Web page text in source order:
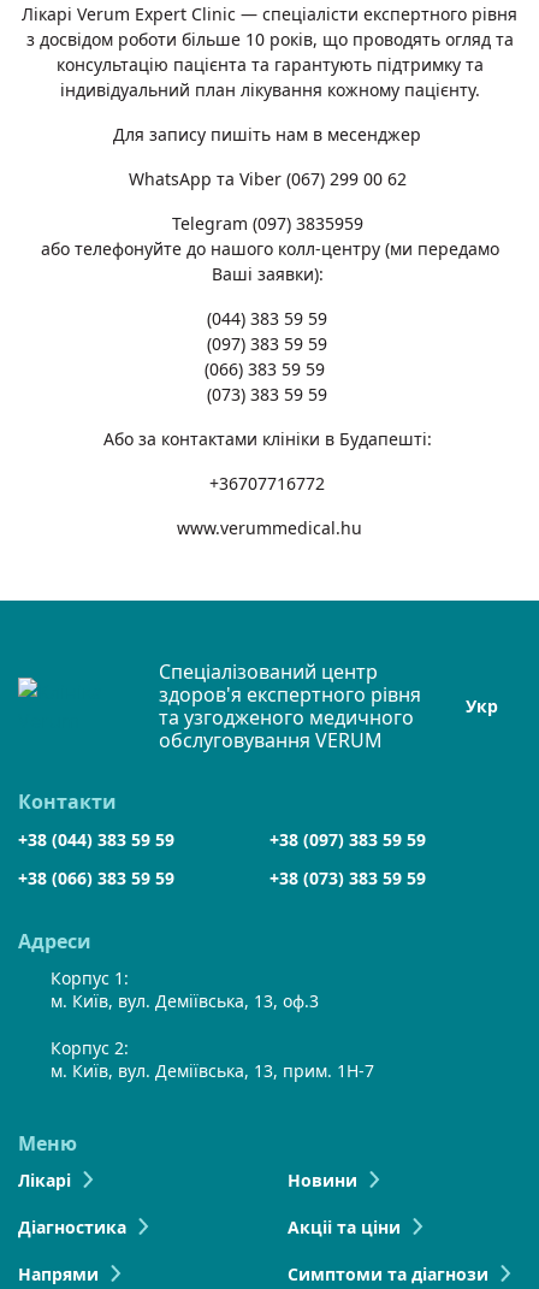
Лікарі Verum Expert Clinic — спеціалісти експертного рівня
з досвідом роботи більше 10 років, що проводять огляд та
консультацію пацієнта та гарантують підтримку та
індивідуальний план лікування кожному пацієнту.
Для запису пишіть нам в месенджер
WhatsApp та Viber (067) 299 00 62
Telegram (097) 3835959
або телефонуйте до нашого колл-центру (ми передамо
Ваші заявки):
(044) 383 59 59
(097) 383 59 59
(066) 383 59 59
(073) 383 59 59
Або за контактами клініки в Будапешті:
+36707716772
www.verummedical.hu
Спеціалізований центр
здоров'я експертного рівня
та узгодженого медичного
обслуговування VERUM
Укр
Адреси
Корпус 1:
м. Київ, вул. Деміївська, 13, оф.3
Корпус 2:
м. Київ, вул. Деміївська, 13, прим. 1Н-7
Меню
Лікарі
Діагностика
Напрями
Новини
Акціі та ціни
Симптоми та діагнози
Контакти
+38 (044) 383 59 59
+38 (097) 383 59 59
+38 (066) 383 59 59
+38 (073) 383 59 59